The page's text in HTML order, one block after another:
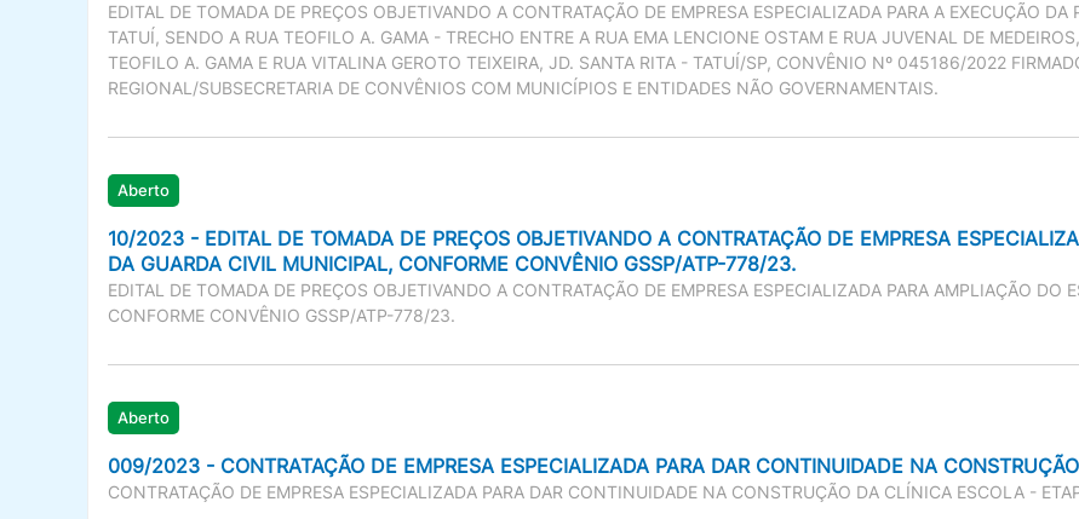
EDITAL DE TOMADA DE PREÇOS OBJETIVANDO A CONTRATAÇÃO DE EMPRESA ESPECIALIZADA PARA A EXECUÇÃO
TATUÍ, SENDO A RUA TEOFILO A. GAMA - TRECHO ENTRE A RUA EMA LENCIONE OSTAM E RUA JUVENAL DE
TEOFILO A. GAMA E RUA VITALINA GEROTO TEIXEIRA, JD. SANTA RITA - TATUÍ/SP, CONVÊNIO Nº 045186/2022
REGIONAL/SUBSECRETARIA DE CONVÊNIOS COM MUNICÍPIOS E ENTIDADES NÃO GOVERNAMENTAIS.
Aberto
10/2023 - EDITAL DE TOMADA DE PREÇOS OBJETIVANDO A CONTRATAÇÃO DE EMPRESA
DA GUARDA CIVIL MUNICIPAL, CONFORME CONVÊNIO GSSP/ATP-778/23.
EDITAL DE TOMADA DE PREÇOS OBJETIVANDO A CONTRATAÇÃO DE EMPRESA ESPECIALIZADA PARA AMPLIAÇÃO DO
CONFORME CONVÊNIO GSSP/ATP-778/23.
Aberto
009/2023 - CONTRATAÇÃO DE EMPRESA ESPECIALIZADA PARA DAR CONTINUIDADE NA
CONTRATAÇÃO DE EMPRESA ESPECIALIZADA PARA DAR CONTINUIDADE NA CONSTRUÇÃO DA CLÍNICA ESCOLA -